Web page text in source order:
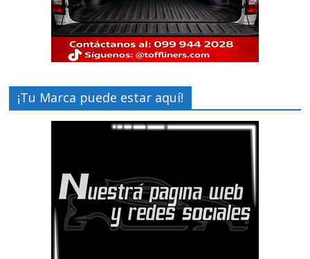
¡Tu Marca puede estar aquí!